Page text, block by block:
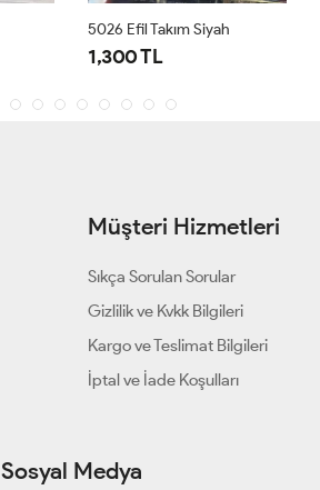
5026 Efil Takım Siyah
1,300 TL
Müşteri Hizmetleri
Sıkça Sorulan Sorular
Gizlilik ve Kvkk Bilgileri
Kargo ve Teslimat Bilgileri
İptal ve İade Koşulları
Sosyal Medya